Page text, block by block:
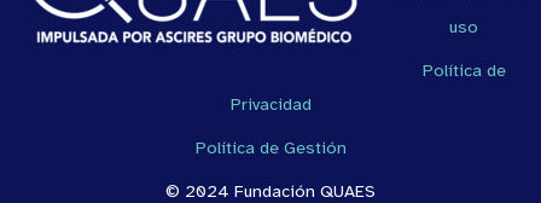
uso
Política de
Privacidad
Política de Gestión
© 2024 Fundación QUAES